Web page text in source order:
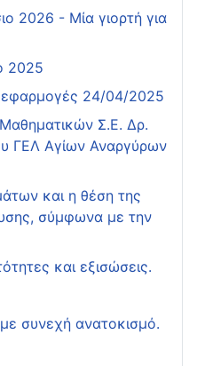
2026 - Μία γιορτή για
2025
εφαρμογές 24/04/2025
Μαθηματικών Σ.Ε. Δρ.
ΓΕΛ Αγίων Αναργύρων
και η θέση της
σύμφωνα με την
και εξισώσεις.
συνεχή ανατοκισμό.